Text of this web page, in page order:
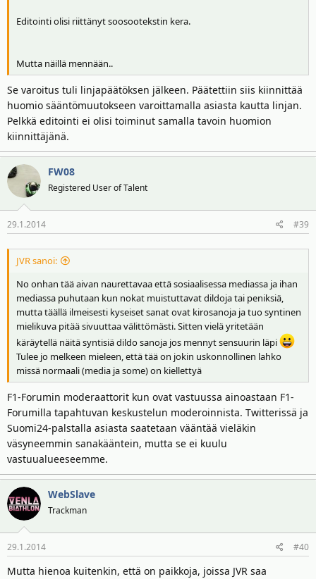
Editointi olisi riittänyt soosootekstin kera.
Mutta näillä mennään..
Se varoitus tuli linjapäätöksen jälkeen. Päätettiin siis kiinnittää
huomio sääntömuutokseen varoittamalla asiasta kautta linjan.
Pelkkä editointi ei olisi toiminut samalla tavoin huomion
kiinnittäjänä.
FW08
Registered User of Talent
29.1.2014 #39
JVR sanoi:
No onhan tää aivan naurettavaa että sosiaalisessa mediassa ja ihan
mediassa puhutaan kun nokat muistuttavat dildoja tai peniksiä,
mutta täällä ilmeisesti kyseiset sanat ovat kirosanoja ja tuo syntinen
mielikuva pitää sivuuttaa välittömästi. Sitten vielä yritetään
käräytellä näitä syntisiä dildo sanoja jos mennyt sensuurin läpi
Tulee jo melkeen mieleen, että tää on jokin uskonnollinen lahko
missä normaali (media ja some) on kiellettyä
F1-Forumin moderaattorit kun ovat vastuussa ainoastaan F1-
Forumilla tapahtuvan keskustelun moderoinnista. Twitterissä ja
Suomi24-palstalla asiasta saatetaan vääntää vieläkin
väsyneemmin sanakääntein, mutta se ei kuulu
vastuualueeseemme.
WebSlave
Trackman
29.1.2014 #40
Mutta hienoa kuitenkin, että on paikkoja, joissa JVR saa